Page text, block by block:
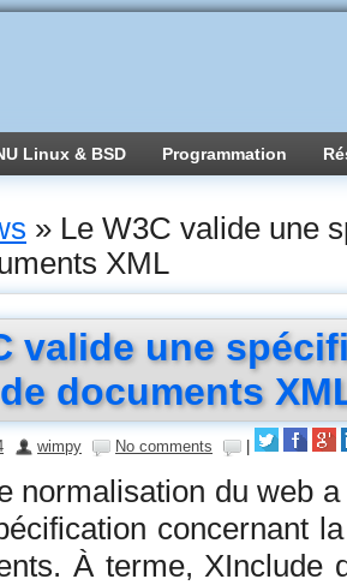
Linux & BSD Programmation
» Le W3C valide une
XML
valide une
documents
wimpy No comments
normalisation du web
concernant
À terme, XInclude